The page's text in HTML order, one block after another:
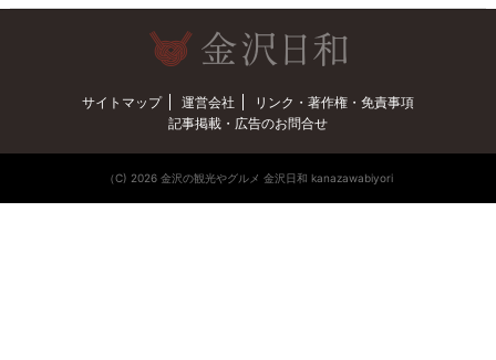
サイトマップ 運営会社
リンク・著作権・免責事項
記事掲載・広告のお問合せ
（C) 2026 金沢の観光やグルメ 金沢日和 kanazawabiyori